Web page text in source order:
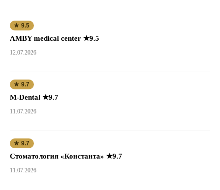
★ 9.5
AMBY medical center ★9.5
12.07.2026
★ 9.7
M-Dental ★9.7
11.07.2026
★ 9.7
Стоматология «Константа» ★9.7
11.07.2026